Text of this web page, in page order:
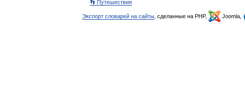
👣 Путешествия
Экспорт словарей на сайты , сделанные на PHP, Joomla,